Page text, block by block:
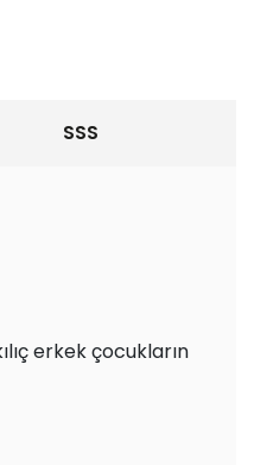
SSS
erkek çocukların